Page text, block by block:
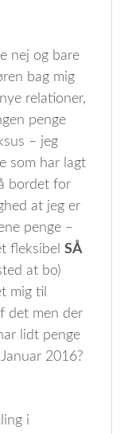
nej og bare
bag mig
relationer,
penge
– jeg
som har lagt
bordet for
at jeg er
penge –
fleksibelSÅ
at bo)
mig til
det men der
lidt penge
2016?
i